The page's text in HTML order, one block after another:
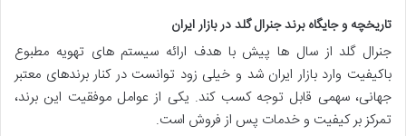
تاریخچه و جایگاه برند جنرال گلد در بازار ایران
جنرال گلد از سال ها پیش با هدف ارائه سیستم های تهویه مطبوع
باکیفیت وارد بازار ایران شد و خیلی زود توانست در کنار برندهای معتبر
جهانی، سهمی قابل توجه کسب کند. یکی از عوامل موفقیت این برند،
تمرکز بر کیفیت و خدمات پس از فروش است.